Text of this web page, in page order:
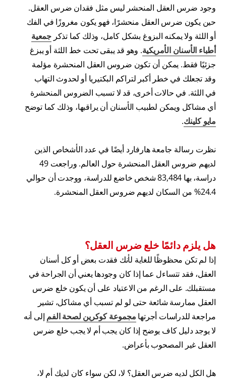
وجود ضرس العقل المنحشر ليس مثل فقدان ضرس العقل.
حين يكون ضرس العقل منحشرًا، فهو يكون مغروزًا في الفك
أو اللثة ولا يمكنه البزوغ بشكل كامل، وذلك كما تذكر جمعية
أطباء الأسنان الأمريكية. وهو قد يبقى تحت خط اللثة أو يبزغ
جزئيًا فقط. يمكن أن تكون ضروس العقل المنحشرة مؤلمة
وقد تجعلك في خطر أكبر لتراكم البكتيريا أو لحدوث التهاب
في اللثة. في حالات أخرى، قد لا تسبب الضروس المنحشرة
أي مشاكل ويمكن لطبيب الأسنان أن يراقبها، وذلك كما توضح
مايو كلينك.
نظرت رسالة جامعة هارفارد أيضًا في عدد الأشخاص الذين
لديهم ضروس العقل المنحشرة حول العالم. وراجعت 49
دراسة، بها 83,484 شخص خاضع للدراسة، ووجدت أن حوالي
24.4% من السكان لديهم ضروس العقل المنحشرة.
هل يلزم دائمًا خلع ضرس العقل؟
إذا لم تكن محظوظًا للغاية لأنك فقدت بعض أو كل أسنان
العقل، فقد تتساءل عما إذا كان وجودها يعني أن الجراحة في
مستقبلك. على الرغم من الاعتياد على أن يكون خلع ضرس
العقل ممارسة شائعة حتى لو لم تسبب أي مشاكل، تشير
مراجعة للدراسات أجرتها مجموعة كوكرين لصحة الفم إلى أنه
لا يوجد دليل كاف يوضح إذا كان يجب أم لا يجب خلع ضرس
العقل غير المصحوب بأعراض.
هل الكل لديه ضرس العقل؟ لا، لكن سواء كان لديك أم لا،